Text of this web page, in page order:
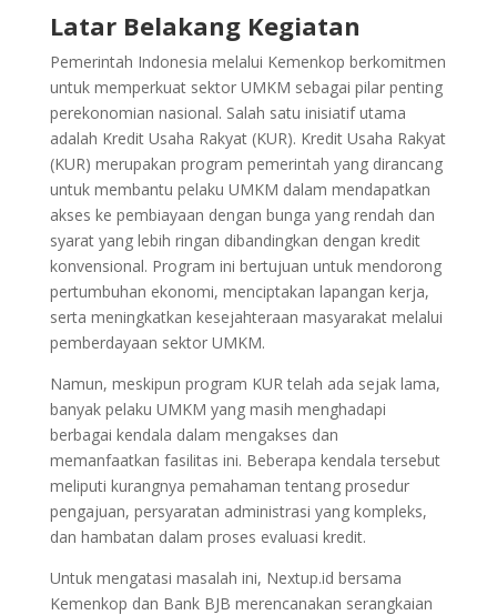
Latar Belakang Kegiatan
Pemerintah Indonesia melalui Kemenkop berkomitmen
untuk memperkuat sektor UMKM sebagai pilar penting
perekonomian nasional. Salah satu inisiatif utama
adalah Kredit Usaha Rakyat (KUR). Kredit Usaha Rakyat
(KUR) merupakan program pemerintah yang dirancang
untuk membantu pelaku UMKM dalam mendapatkan
akses ke pembiayaan dengan bunga yang rendah dan
syarat yang lebih ringan dibandingkan dengan kredit
konvensional. Program ini bertujuan untuk mendorong
pertumbuhan ekonomi, menciptakan lapangan kerja,
serta meningkatkan kesejahteraan masyarakat melalui
pemberdayaan sektor UMKM.
Namun, meskipun program KUR telah ada sejak lama,
banyak pelaku UMKM yang masih menghadapi
berbagai kendala dalam mengakses dan
memanfaatkan fasilitas ini. Beberapa kendala tersebut
meliputi kurangnya pemahaman tentang prosedur
pengajuan, persyaratan administrasi yang kompleks,
dan hambatan dalam proses evaluasi kredit.
Untuk mengatasi masalah ini, Nextup.id bersama
Kemenkop dan Bank BJB merencanakan serangkaian